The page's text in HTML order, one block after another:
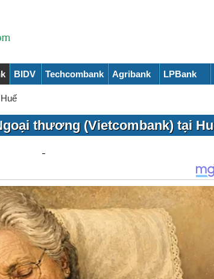
BIDV Techcombank Agribank LPBank
Huế
thương (Vietcombank) tại